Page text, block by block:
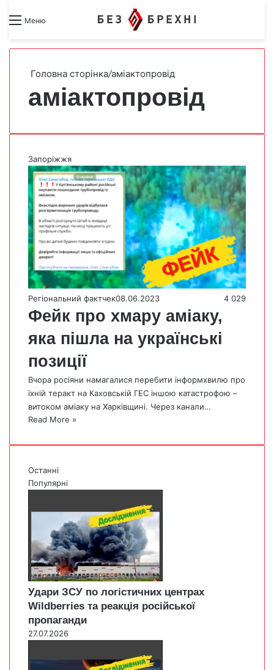
Меню Search forSwitch skin
Головна сторінка/аміактопровід
аміактопровід
Запоріжжя
Регіональний фактчек08.06.2023 4 029
Фейк про хмару аміаку,
яка пішла на українські
позиції
Вчора росіяни намагалися перебити інформхвилю про
їхній теракт на Каховській ГЕС іншою катастрофою –
витоком аміаку на Харківщині. Через канали…
Read More »
Останні
Популярні
Удари ЗСУ по логістичних центрах
Wildberries та реакція російської
пропаганди
27.07.2026